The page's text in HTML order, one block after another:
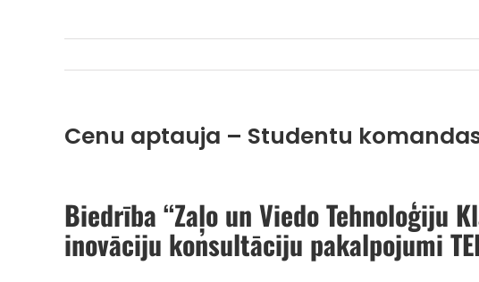
Cenu aptauja – Studentu
Biedrība “Zaļo un Viedo Tehnoloģiju
inovāciju konsultāciju pakalpojumi